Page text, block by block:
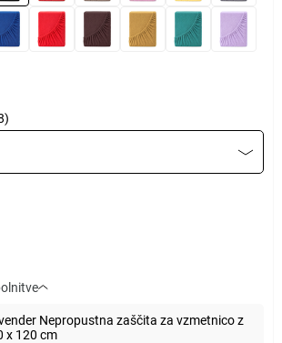
Nepropustna zaščita za vzmetnico z
x 120 cm